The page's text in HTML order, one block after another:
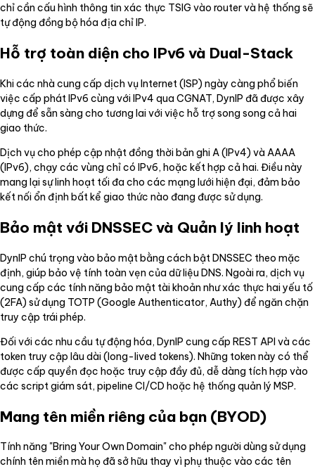
chỉ cần cấu hình thông tin xác thực TSIG vào router và hệ thống sẽ
tự động đồng bộ hóa địa chỉ IP.
Hỗ trợ toàn diện cho IPv6 và Dual-Stack
Khi các nhà cung cấp dịch vụ Internet (ISP) ngày càng phổ biến
việc cấp phát IPv6 cùng với IPv4 qua CGNAT, DynIP đã được xây
dựng để sẵn sàng cho tương lai với việc hỗ trợ song song cả hai
giao thức.
Dịch vụ cho phép cập nhật đồng thời bản ghi A (IPv4) và AAAA
(IPv6), chạy các vùng chỉ có IPv6, hoặc kết hợp cả hai. Điều này
mang lại sự linh hoạt tối đa cho các mạng lưới hiện đại, đảm bảo
kết nối ổn định bất kể giao thức nào đang được sử dụng.
Bảo mật với DNSSEC và Quản lý linh hoạt
DynIP chú trọng vào bảo mật bằng cách bật DNSSEC theo mặc
định, giúp bảo vệ tính toàn vẹn của dữ liệu DNS. Ngoài ra, dịch vụ
cung cấp các tính năng bảo mật tài khoản như xác thực hai yếu tố
(2FA) sử dụng TOTP (Google Authenticator, Authy) để ngăn chặn
truy cập trái phép.
Đối với các nhu cầu tự động hóa, DynIP cung cấp REST API và các
token truy cập lâu dài (long-lived tokens). Những token này có thể
được cấp quyền đọc hoặc truy cập đầy đủ, dễ dàng tích hợp vào
các script giám sát, pipeline CI/CD hoặc hệ thống quản lý MSP.
Mang tên miền riêng của bạn (BYOD)
Tính năng "Bring Your Own Domain" cho phép người dùng sử dụng
chính tên miền mà họ đã sở hữu thay vì phụ thuộc vào các tên